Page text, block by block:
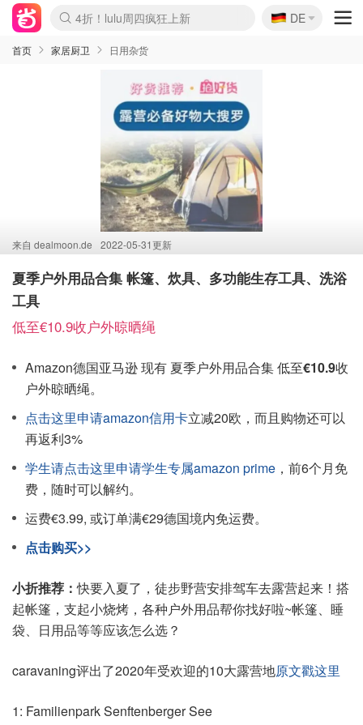
Boticinal 夏促开抢！
4折！lulu周四疯狂上新
还没结束！&OtherStories大促
Joybuy变相75折 随时失效
速领！Stanley独家85折
疑似霸哥！Camper额外叠85折
Zalando 奥莱闪促！每日更新
Moncler反季囤！5折起+叠9折
Coach Brooklyn仅€192
🇩🇪
DE
首页 家居厨卫 日用杂货
来自 dealmoon.de 2022-05-31更新
夏季户外用品合集 帐篷、炊具、多功能生存工具、洗浴
工具
低至€10.9收户外晾晒绳
Amazon德国亚马逊 现有 夏季户外用品合集 低至€10.9收
户外晾晒绳。
点击这里申请amazon信用卡立减20欧，而且购物还可以
再返利3%
学生请点击这里申请学生专属amazon prime ，前6个月免
费，随时可以解约。
运费€3.99, 或订单满€29德国境内免运费。
点击购买>>
小折推荐：快要入夏了，徒步野营安排驾车去露营起来！搭
起帐篷，支起小烧烤，各种户外用品帮你找好啦~帐篷、睡
袋、日用品等等应该怎么选？
caravaning评出了2020年受欢迎的10大露营地原文戳这里
1: Familienpark Senftenberger See